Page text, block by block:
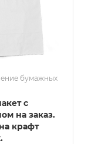
бумажных
с
на заказ.
крафт